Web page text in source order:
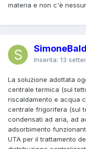
materia e non c'è
Inserita: 13
La soluzione adottata
centrale termica (sul
riscaldamento e acqua
centrale frigorifera (sul
condensati ad aria, ad
adsorbimento
UTA per il trattamento